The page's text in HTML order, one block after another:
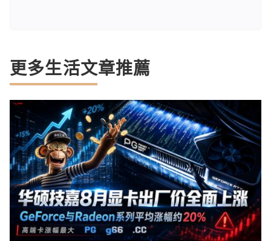
更多生活文章推薦